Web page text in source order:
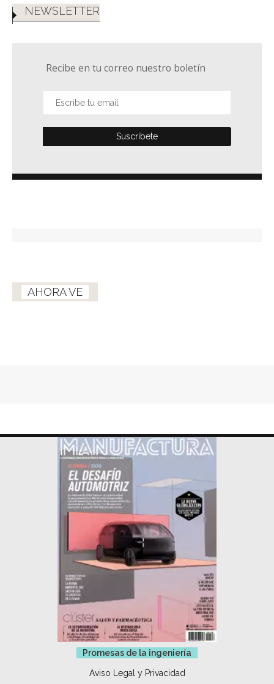
NEWSLETTER
Recibe en tu correo nuestro boletín
AHORA VE
Promesas de la ingeniería
Aviso Legal y Privacidad